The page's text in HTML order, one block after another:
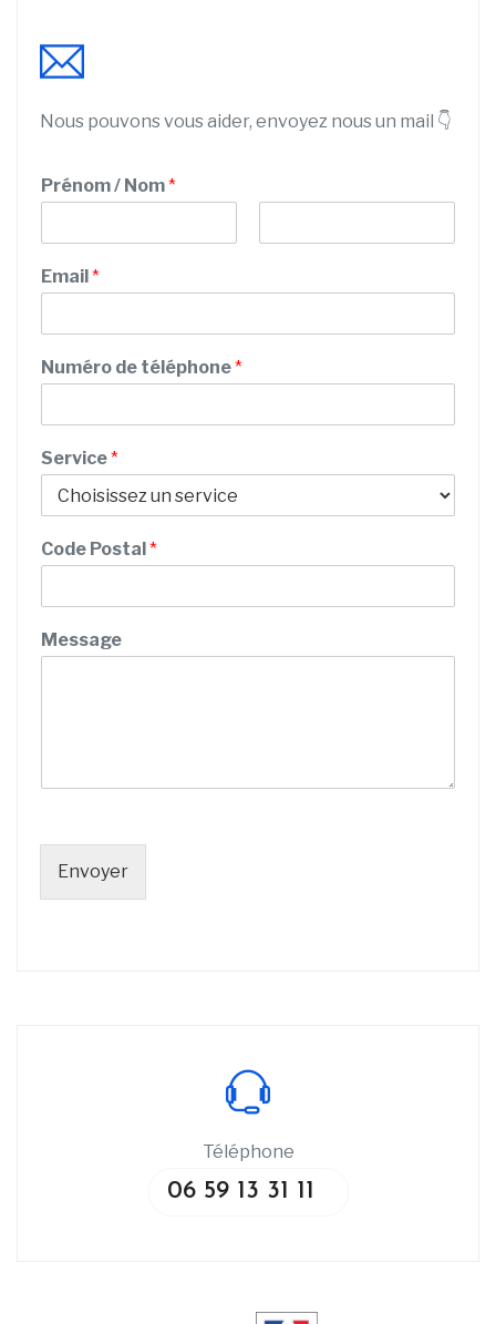
Nous pouvons vous aider, envoyez nous un mail 👇
Prénom / Nom*
r
é
m
P
r
n
m
o
e
v
Email*
Numéro de téléphone*
Service*
Code Postal*
Message
Envoyer
Téléphone
06 59 13 31 11